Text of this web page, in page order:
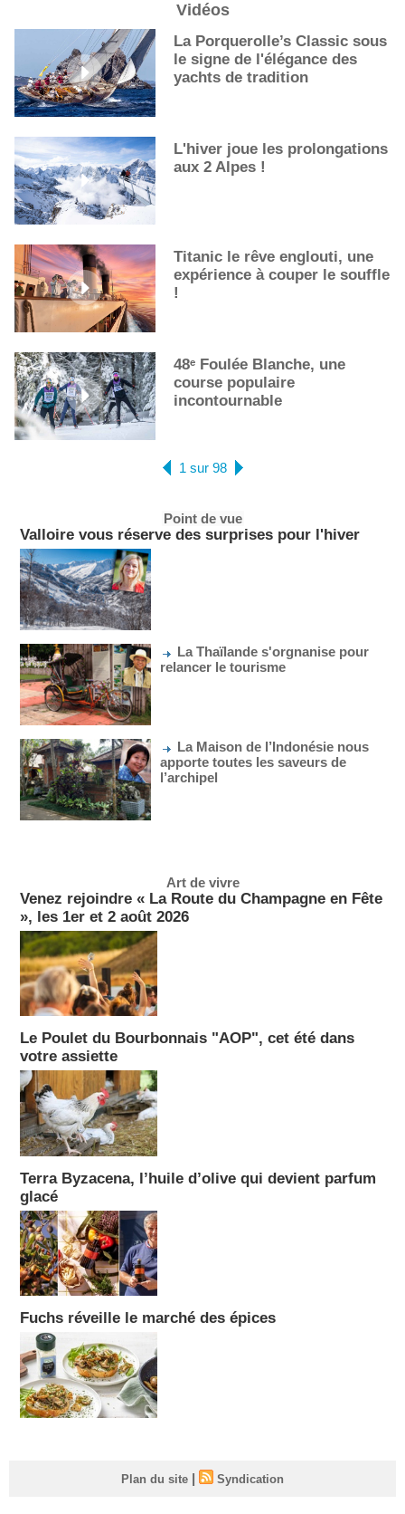
La première sélection des grappes du Guide Michelin
Vidéos
La Porquerolle’s Classic sous
le signe de l'élégance des
yachts de tradition
L'hiver joue les prolongations
aux 2 Alpes !
Titanic le rêve englouti, une
expérience à couper le souffle
!
48ᵉ Foulée Blanche, une
course populaire
incontournable
1 sur 98
Point de vue
Valloire vous réserve des surprises pour l'hiver
La Thaïlande s'orgnanise pour
relancer le tourisme
La Maison de l’Indonésie nous
apporte toutes les saveurs de
l’archipel
Art de vivre
Venez rejoindre « La Route du Champagne en Fête
», les 1er et 2 août 2026
Le Poulet du Bourbonnais "AOP", cet été dans
votre assiette
Terra Byzacena, l’huile d’olive qui devient parfum
glacé
Fuchs réveille le marché des épices
Plan du site | Syndication